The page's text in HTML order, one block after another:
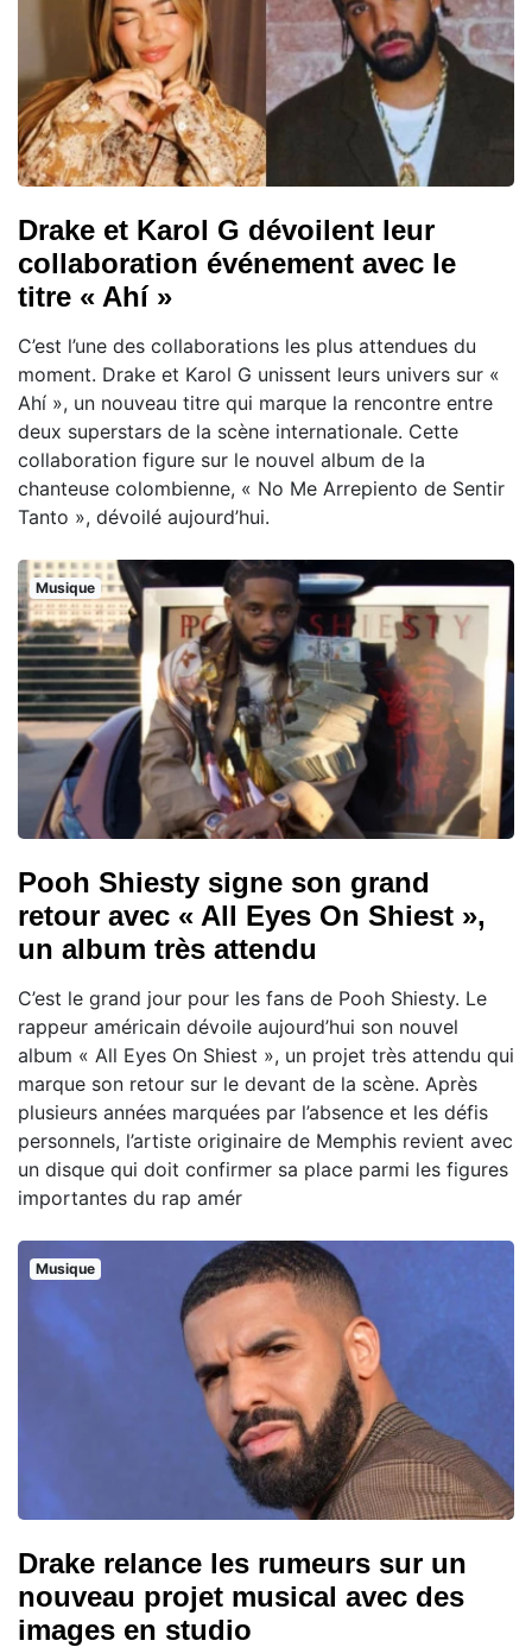
Drake et Karol G dévoilent leur
collaboration événement avec le
titre « Ahí »
C’est l’une des collaborations les plus attendues du
moment. Drake et Karol G unissent leurs univers sur «
Ahí », un nouveau titre qui marque la rencontre entre
deux superstars de la scène internationale. Cette
collaboration figure sur le nouvel album de la
chanteuse colombienne, « No Me Arrepiento de Sentir
Tanto », dévoilé aujourd’hui.
Musique
Pooh Shiesty signe son grand
retour avec « All Eyes On Shiest »,
un album très attendu
C’est le grand jour pour les fans de Pooh Shiesty. Le
rappeur américain dévoile aujourd’hui son nouvel
album « All Eyes On Shiest », un projet très attendu qui
marque son retour sur le devant de la scène. Après
plusieurs années marquées par l’absence et les défis
personnels, l’artiste originaire de Memphis revient avec
un disque qui doit confirmer sa place parmi les figures
importantes du rap amér
Musique
Drake relance les rumeurs sur un
nouveau projet musical avec des
images en studio